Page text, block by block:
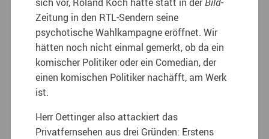
Zeitung in den RTL-Sendern seine
psychotische Wahlkampagne eröffnet. Wir
hätten noch nicht einmal gemerkt, ob da ein
komischer Politiker oder ein Comedian, der
einen komischen Politiker nachäfft, am Werk
ist.
Herr Oettinger also attackiert das
Privatfernsehen aus drei Gründen: Erstens